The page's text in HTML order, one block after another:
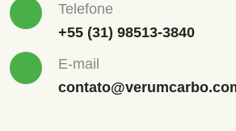
Telefone
+55 (31) 98513-3840
E-mail